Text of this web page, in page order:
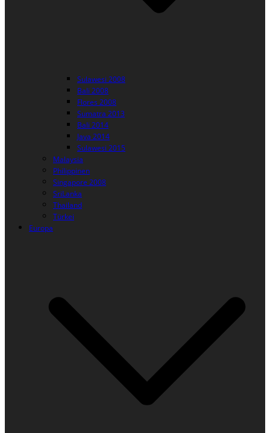
Sulawesi 2008
Bali 2008
Flores 2008
Sumatra 2013
Bali 2014
Java 2014
Sulawesi 2015
Malaysia
Philippinen
Singapore 2008
SriLanka
Thailand
Türkei
Europa